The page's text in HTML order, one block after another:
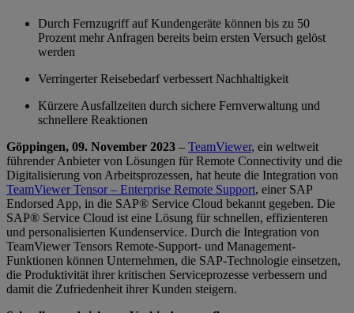
Durch Fernzugriff auf Kundengeräte können bis zu 50
Prozent mehr Anfragen bereits beim ersten Versuch gelöst
werden
Verringerter Reisebedarf verbessert Nachhaltigkeit
Kürzere Ausfallzeiten durch sichere Fernverwaltung und
schnellere Reaktionen
Göppingen, 09. November 2023 – TeamViewer, ein weltweit
führender Anbieter von Lösungen für Remote Connectivity und die
Digitalisierung von Arbeitsprozessen, hat heute die Integration von
TeamViewer Tensor – Enterprise Remote Support, einer SAP
Endorsed App, in die SAP® Service Cloud bekannt gegeben. Die
SAP® Service Cloud ist eine Lösung für schnellen, effizienteren
und personalisierten Kundenservice. Durch die Integration von
TeamViewer Tensors Remote-Support- und Management-
Funktionen können Unternehmen, die SAP-Technologie einsetzen,
die Produktivität ihrer kritischen Serviceprozesse verbessern und
damit die Zufriedenheit ihrer Kunden steigern.